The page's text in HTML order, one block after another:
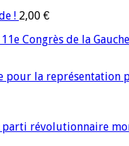
! 2,00 €
Congrès de la
pour la représentation
parti révolutionnaire